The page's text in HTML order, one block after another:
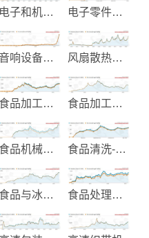
电子和机电开关 电子零件和机械元件制造
音响设备代工 风扇散热系统
食品加工机械制造 食品加工生产设备
食品机械制造商 食品清洗-削皮-削片加工设备
食品与冰品加工设备 食品处理加工机械